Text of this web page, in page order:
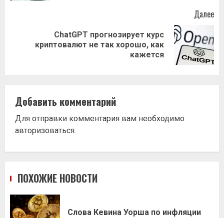
Далее
Следующая
ChatGPT прогнозирует курс
криптовалют не так хорошо, как
кажется
Добавить комментарий
Для отправки комментария вам необходимо
авторизоваться.
ПОХОЖИЕ НОВОСТИ
Слова Кевина Уорша по инфляции